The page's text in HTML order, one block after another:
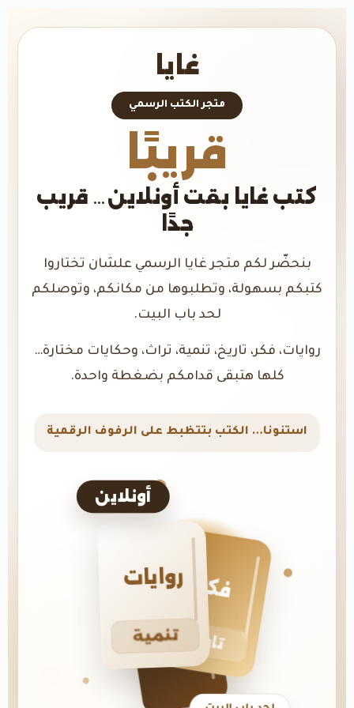
غايا
متجر الكتب الرسمي
قريبًا
كتب غايا بقت أونلاين… قريب
جدًا
بنحضّر لكم متجر غايا الرسمي علشان تختاروا
كتبكم بسهولة، وتطلبوها من مكانكم، وتوصلكم
لحد باب البيت.
روايات، فكر، تاريخ، تنمية، تراث، وحكايات مختارة…
كلها هتبقى قدامكم بضغطة واحدة.
استنونا… الكتب بتتظبط على الرفوف الرقمية
أونلاين
فكر
تاريخ
روايات
تنمية